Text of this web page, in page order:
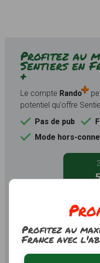
Profitez au
Sentiers en
+
Le compte Rando
potentiel qu'offre
Pas de pub
Mode hors-
Je
Profitez au
France avec